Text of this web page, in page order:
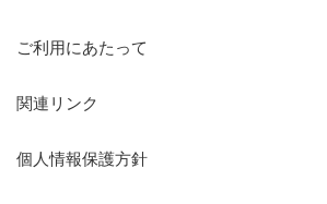
ご利用にあたって
関連リンク
個人情報保護方針